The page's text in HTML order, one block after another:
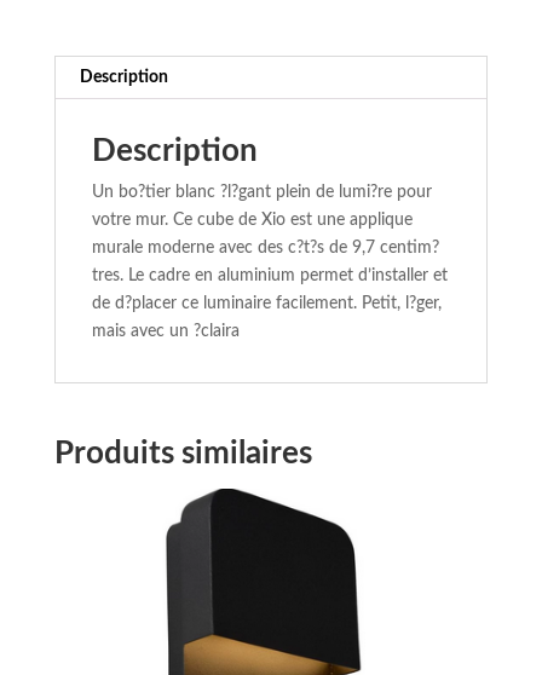
Description
Description
Un bo?tier blanc ?l?gant plein de lumi?re pour
votre mur. Ce cube de Xio est une applique
murale moderne avec des c?t?s de 9,7 centim?
tres. Le cadre en aluminium permet d’installer et
de d?placer ce luminaire facilement. Petit, l?ger,
mais avec un ?claira
Produits similaires